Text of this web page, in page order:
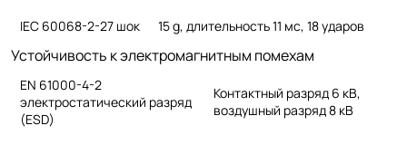
IEC 60068-2-27 шок 15 g, длительность 11 мс, 18 ударов
Устойчивость к электромагнитным помехам
EN 61000-4-2
электростатический разряд
(ESD)
Контактный разряд 6 кВ,
воздушный разряд 8 кВ